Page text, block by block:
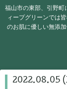
福山市の東部、引野
ィープグリーンでは
のお肌に優しい無添
2022.08.05